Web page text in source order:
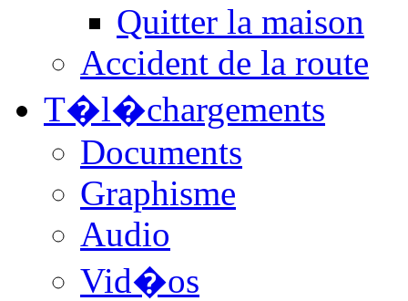
Quitter la maison
Accident de la route
T�l�chargements
Documents
Graphisme
Audio
Vid�os